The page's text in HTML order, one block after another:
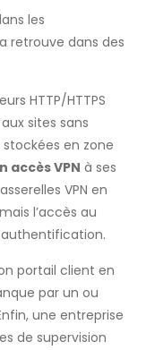
les
retrouve dans des
HTTP/HTTPS
sites sans
en zone
VPN à ses
VPN en
l’accès au
authentification.
portail client en
par un ou
une entreprise
de supervision